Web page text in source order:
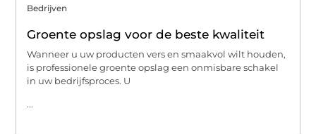
Bedrijven
Groente opslag voor de beste kwaliteit
Wanneer u uw producten vers en smaakvol wilt houden,
is professionele groente opslag een onmisbare schakel
in uw bedrijfsproces. U
...